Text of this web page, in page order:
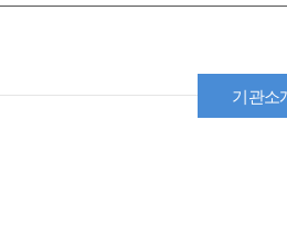
기관소